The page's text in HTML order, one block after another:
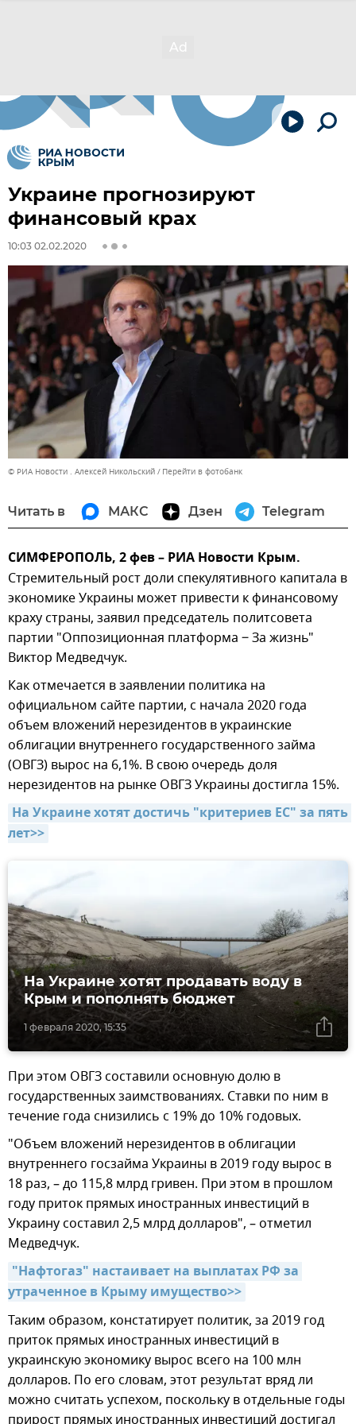
Украине прогнозируют
финансовый крах
10:03 02.02.2020
© РИА Новости . Алексей Никольский Перейти в фотобанк
Читать в МАКС Дзен Telegram
СИМФЕРОПОЛЬ, 2 фев – РИА Новости Крым.
Стремительный рост доли спекулятивного капитала в
экономике Украины может привести к финансовому
краху страны, заявил председатель политсовета
партии "Оппозиционная платформа ‒ За жизнь"
Виктор Медведчук.
Как отмечается в заявлении политика на
официальном сайте партии, с начала 2020 года
объем вложений нерезидентов в украинские
облигации внутреннего государственного займа
(ОВГЗ) вырос на 6,1%. В свою очередь доля
нерезидентов на рынке ОВГЗ Украины достигла 15%.
На Украине хотят достичь "критериев ЕС" за пять
лет>>
1 февраля 2020, 15:35
На Украине хотят продавать воду в
Крым и пополнять бюджет
При этом ОВГЗ составили основную долю в
государственных заимствованиях. Ставки по ним в
течение года снизились с 19% до 10% годовых.
"Объем вложений нерезидентов в облигации
внутреннего госзайма Украины в 2019 году вырос в
18 раз, – до 115,8 млрд гривен. При этом в прошлом
году приток прямых иностранных инвестиций в
Украину составил 2,5 млрд долларов", – отметил
Медведчук.
"Нафтогаз" настаивает на выплатах РФ за
утраченное в Крыму имущество>>
Таким образом, констатирует политик, за 2019 год
приток прямых иностранных инвестиций в
украинскую экономику вырос всего на 100 млн
долларов. По его словам, этот результат вряд ли
можно считать успехом, поскольку в отдельные годы